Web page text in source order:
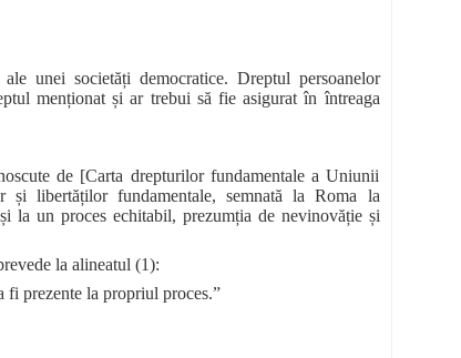
unei societăți democratice. Dreptul persoanelor
menționat și ar trebui să fie asigurat în întreaga
de [Carta drepturilor fundamentale a Uniunii
și libertăților fundamentale, semnată la Roma la
un proces echitabil, prezumția de nevinovăție și
la alineatul (1):
fi prezente la propriul proces.”